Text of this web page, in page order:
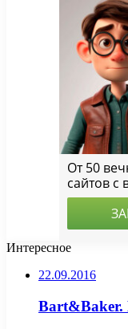
Интересное
22.09.2016
Bart&Baker.